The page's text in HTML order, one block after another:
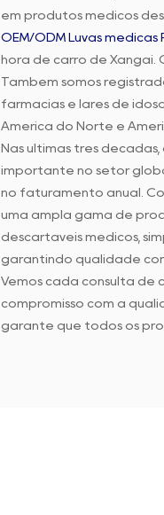
em produtos médicos
OEM/ODM Luvas médicas
hora de carro de Xangai.
Também somos
farmácias e lares de
América do Norte e
Nas últimas três
importante no setor
no faturamento anual.
uma ampla gama de
descartáveis médicos,
garantindo qualidade
Vemos cada consulta de
compromisso com a
garante que todos os